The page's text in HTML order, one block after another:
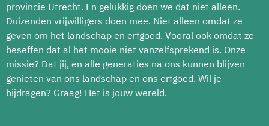
provincie Utrecht. En gelukkig doen we dat niet alleen.
Duizenden vrijwilligers doen mee. Niet alleen omdat ze
geven om het landschap en erfgoed. Vooral ook omdat ze
beseffen dat al het mooie niet vanzelfsprekend is. Onze
missie? Dat jij, en alle generaties na ons kunnen blijven
genieten van ons landschap en ons erfgoed. Wil je
bijdragen? Graag! Het is jouw wereld.